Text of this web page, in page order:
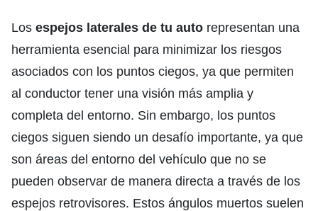
Los espejos laterales de tu auto representan una
herramienta esencial para minimizar los riesgos
asociados con los puntos ciegos, ya que permiten
al conductor tener una visión más amplia y
completa del entorno. Sin embargo, los puntos
ciegos siguen siendo un desafío importante, ya que
son áreas del entorno del vehículo que no se
pueden observar de manera directa a través de los
espejos retrovisores. Estos ángulos muertos suelen